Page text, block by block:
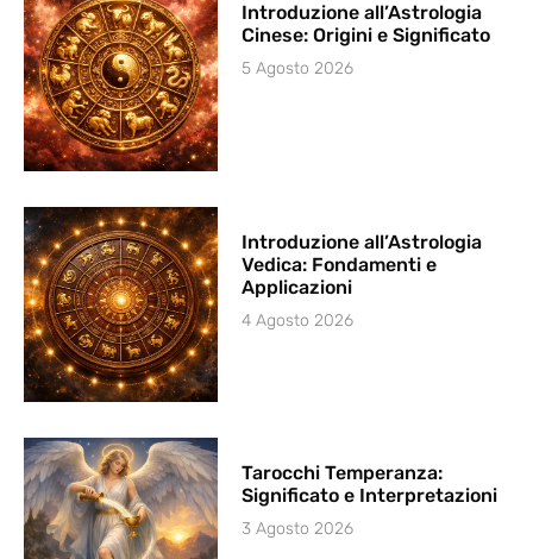
Introduzione all’Astrologia
Cinese: Origini e Significato
5 Agosto 2026
Introduzione all’Astrologia
Vedica: Fondamenti e
Applicazioni
4 Agosto 2026
Tarocchi Temperanza:
Significato e Interpretazioni
3 Agosto 2026